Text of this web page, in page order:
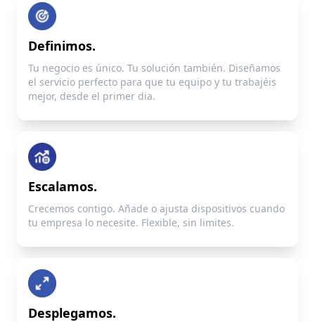
Definimos.
Tu negocio es único. Tu solución también. Diseñamos
el servicio perfecto para que tu equipo y tu trabajéis
mejor, desde el primer dia.
Escalamos.
Crecemos contigo. Añade o ajusta dispositivos cuando
tu empresa lo necesite. Flexible, sin limites.
Desplegamos.